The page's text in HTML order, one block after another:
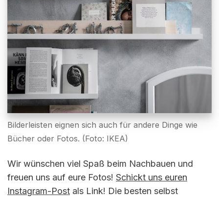
Bilderleisten eignen sich auch für andere Dinge wie
Bücher oder Fotos. (Foto: IKEA)
Wir wünschen viel Spaß beim Nachbauen und
freuen uns auf eure Fotos! Schickt uns euren
Instagram-Post als Link! Die besten selbst